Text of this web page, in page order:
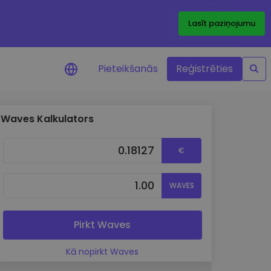
Lasīt paziņojumu
analīze
Pieteikšanās Reģistrēties
Waves Kalkulators
€
WAVES
Pirkt Waves
Kā nopirkt Waves